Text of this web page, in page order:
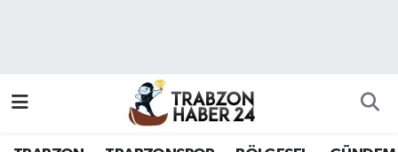
Hava Durumu